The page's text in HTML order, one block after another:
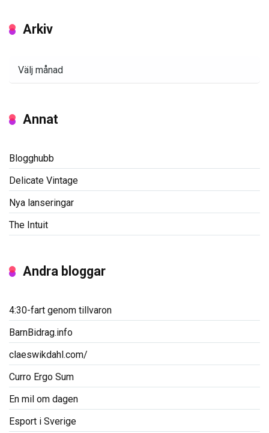
Arkiv
Annat
Blogghubb
Delicate Vintage
Nya lanseringar
The Intuit
Andra bloggar
4:30-fart genom tillvaron
BarnBidrag.info
claeswikdahl.com/
Curro Ergo Sum
En mil om dagen
Esport i Sverige